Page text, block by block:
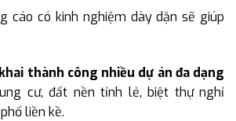
cáo có kinh nghiệm dày dặn sẽ giúp
thành công nhiều dự án đa dạng
cư, đất nền tỉnh lẻ, biệt thự nghỉ
liền kề.